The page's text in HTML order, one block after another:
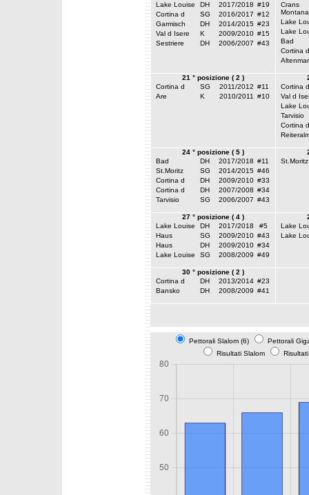
Lake Louise
DH 2017/2018 #19
Cortina d
SG 2016/2017 #12
Garmisch
DH 2014/2015 #23
Val d Isere
K 2009/2010 #15
Sestriere
DH 2006/2007 #43
Crans
Montana
Lake
Lake
Bad
Cortina d
21 ° posizione ( 2 )
Cortina d
SG 2011/2012 #11
Are
K 2010/2011 #10
Cortina d
Val d
Lake
Tarvisio
Cortina d
24 ° posizione ( 5 )
Bad
DH 2017/2018 #11
St.Moritz
SG 2014/2015 #46
Cortina d
DH 2009/2010 #33
Cortina d
DH 2007/2008 #34
Tarvisio
SG 2006/2007 #43
St.Moritz
27 ° posizione ( 4 )
Lake Louise
DH 2017/2018
#5
Haus
SG 2009/2010 #43
Haus
DH 2009/2010 #34
Lake Louise
SG 2008/2009 #49
Lake
Lake
30 ° posizione ( 2 )
Cortina d
DH 2013/2014 #23
Bansko
DH 2008/2009 #41
Pettorali Slalom (6)
Pettorali
Risultati Slalom